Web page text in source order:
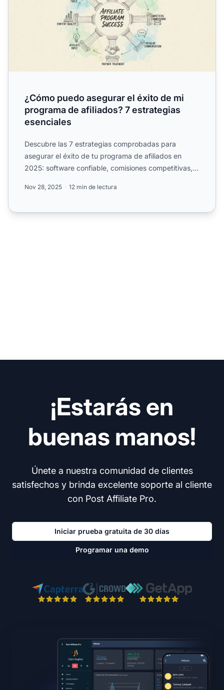
¿Cómo puedo asegurar el éxito de mi
programa de afiliados? 7 estrategias
esenciales
Descubre las 7 estrategias comprobadas para
asegurar el éxito de tu programa de afiliados en
2025: software confiable, comisiones competitivas,
Nov 28, 2025 12 min de lectura
¡Estarás en
buenas manos!
Únete a nuestra comunidad de clientes
satisfechos y brinda excelente soporte al cliente
con Post Affiliate Pro.
Iniciar prueba gratuita de 30 días
Programar una demo